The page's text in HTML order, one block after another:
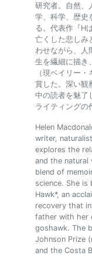
研究者。自然、
学、科学、歴史
る。代表作『H
亡くした悲しみ
わせながら、人
生を繊細に描き
（現ベイリー
賞した。深い観
中の読者を魅了
ライティングの
Helen
writer,
explores the
and the
blend of
science. She
Hawk*, an
recovery that
father with her
goshawk. The
Johnson Prize
and the Costa